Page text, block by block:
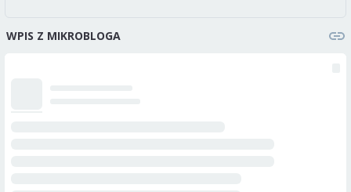
WPIS Z MIKROBLOGA